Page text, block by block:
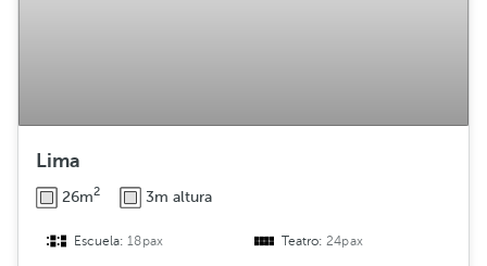
Lima
26m2 3m altura
Escuela:18pax Teatro:24pax